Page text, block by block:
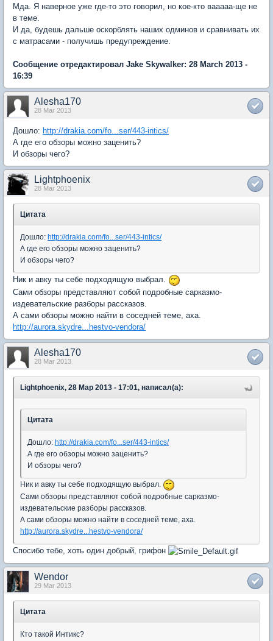
Мда. Я наверное уже где-то это говорил, но кое-кто вааааа-ще не
в теме.
И да, будешь дальше оскорблять наших одминов и сравнивать их
с матрасами - получишь предупреждение.
Сообщение отредактировал Jake Skywalker: 28 March 2013 -
16:39
Alesha170
28 Mar 2013
Дошло: http://drakia.com/fo...ser/443-intics/
А где его обзоры можно заценить?
И обзоры чего?
Lightphoenix
28 Mar 2013
Цитата
Дошло: http://drakia.com/fo...ser/443-intics/
А где его обзоры можно заценить?
И обзоры чего?
Ник и авку ты себе подходящую выбрал.
Сами обзоры представляют собой подробные сарказмо-
издевательские разборы рассказов.
А сами обзоры можно найти в соседней теме, аха.
http://aurora.skydre...hestvo-vendora/
Alesha170
28 Mar 2013
Lightphoenix, 28 Мар 2013 - 17:01, написал(а):
Цитата
Дошло: http://drakia.com/fo...ser/443-intics/
А где его обзоры можно заценить?
И обзоры чего?
Ник и авку ты себе подходящую выбрал.
Сами обзоры представляют собой подробные сарказмо-
издевательские разборы рассказов.
А сами обзоры можно найти в соседней теме, аха.
http://aurora.skydre...hestvo-vendora/
Спосибо тебе, хоть один добрый, грифон
Wendor
29 Mar 2013
Цитата
Кто такой Интикс?